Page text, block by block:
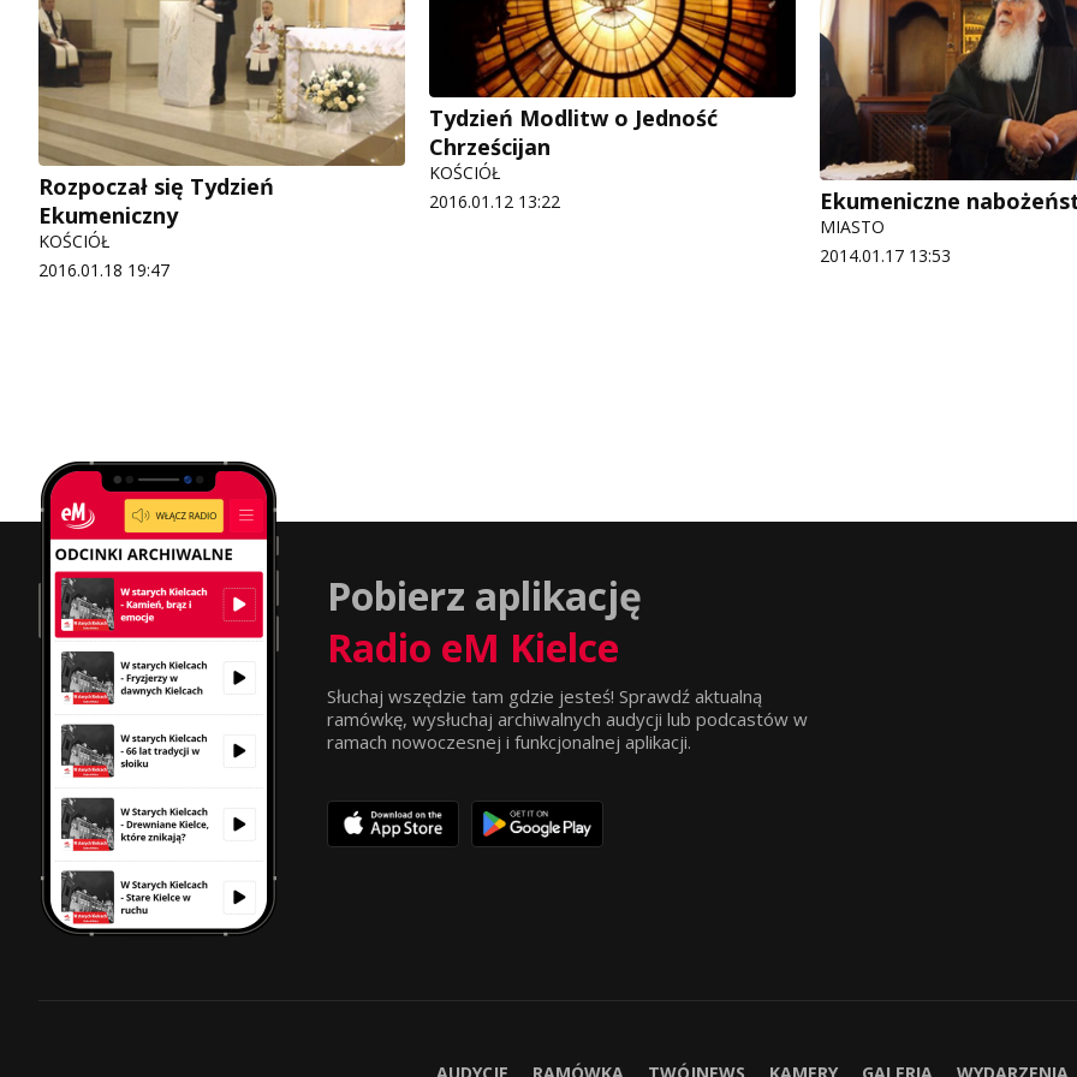
Rozpoczał się Tydzień
Ekumeniczny
KOŚCIÓŁ
2016.01.18 19:47
Tydzień Modlitw o Jedność
Chrześcijan
KOŚCIÓŁ
2016.01.12 13:22
Ekumeniczne
MIASTO
2014.01.17 13:53
Pobierz aplikację
Radio eM Kielce
Słuchaj wszędzie tam gdzie jesteś! Sprawdź aktualną
ramówkę, wysłuchaj archiwalnych audycji lub podcastów w
ramach nowoczesnej i funkcjonalnej aplikacji.